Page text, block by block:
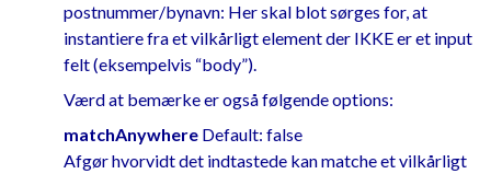
postnummer/bynavn: Her skal blot sørges for, at
instantiere fra et vilkårligt element der IKKE er et input
felt (eksempelvis “body”).
Værd at bemærke er også følgende options:
matchAnywhere Default: false
Afgør hvorvidt det indtastede kan matche et vilkårligt